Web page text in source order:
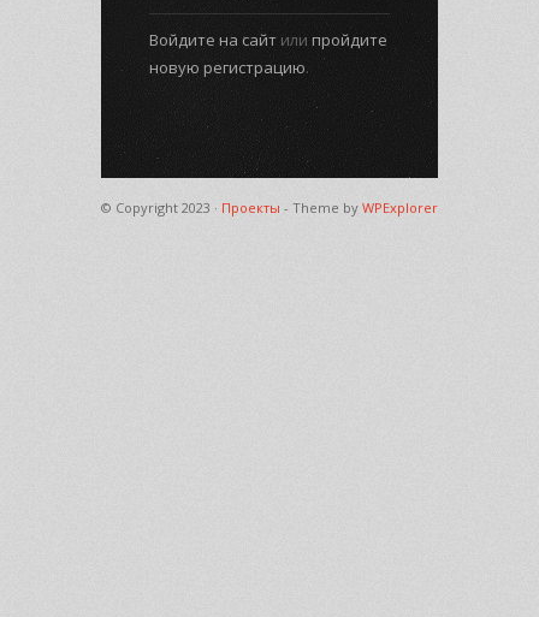
Войдите на сайт или пройдите
новую регистрацию.
© Copyright 2023 · Проекты - Theme by WPExplorer